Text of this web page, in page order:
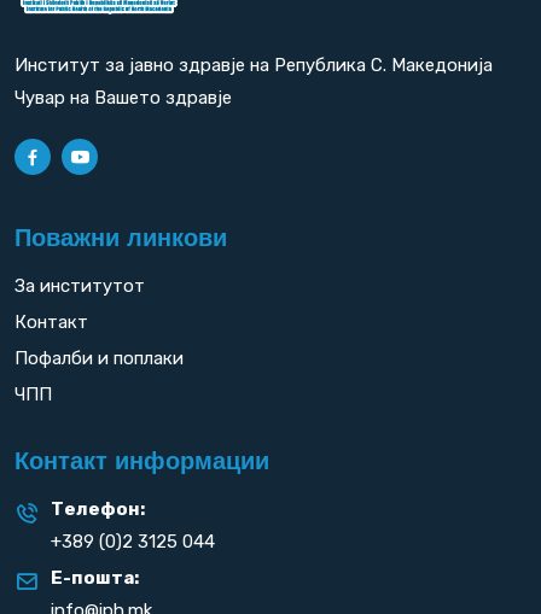
Институт за јавно здравје на Република С. Македонија
Чувар на Вашето здравје
Поважни линкови
За институтот
Контакт
Пофалби и поплаки
ЧПП
Контакт информации
Телефон:
+389 (0)2 3125 044
Е-пошта: